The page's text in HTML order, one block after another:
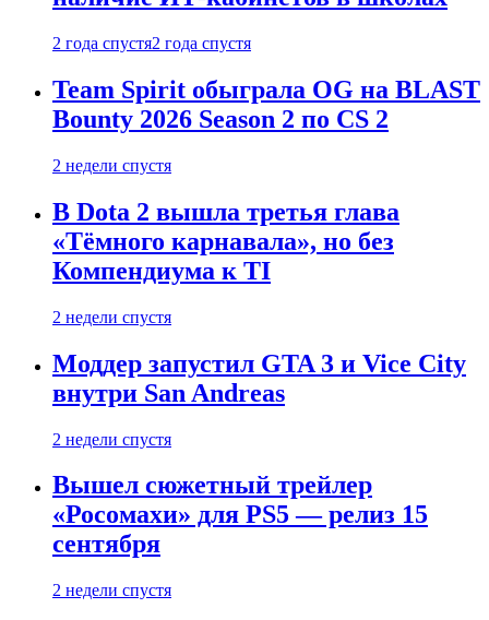
2 года спустя2 года спустя
Team Spirit обыграла OG на BLAST
Bounty 2026 Season 2 по CS 2
2 недели спустя
В Dota 2 вышла третья глава
«Тёмного карнавала», но без
Компендиума к TI
2 недели спустя
Моддер запустил GTA 3 и Vice City
внутри San Andreas
2 недели спустя
Вышел сюжетный трейлер
«Росомахи» для PS5 — релиз 15
сентября
2 недели спустя